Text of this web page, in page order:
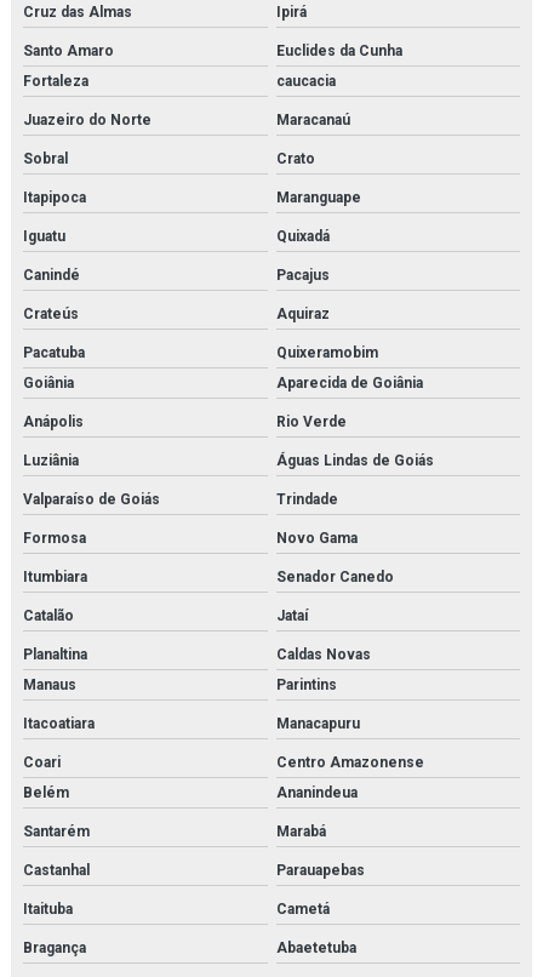
Revendedora de filtro hidráulico racor
Revendedora de purificador para sistema de ar de respiração
Rk22610
Sa 1508
Sauer danfoss
Secador de ar comprimido por absorção
Secador de ar comprimido por adsorção
Secador de ar comprimido por adsorção orçamento
Secador de ar comprimido por refrigeração
Secador de ar comprimido por refrigeração orçamento
Secador de ar parker
Secador parker
Separador de combustível
Separador de condensado
Serviço de inspeção e adequação à norma nr13
Serviço de inspeção de caldeiras
Serviço de inspeção de tubulações
Cruz das Almas Ipirá
Santo Amaro
Euclides da Cunha
Fortaleza
caucacia
Juazeiro do Norte Maracanaú
Sobral Crato
Itapipoca Maranguape
Iguatu Quixadá
Canindé Pacajus
Crateús Aquiraz
Pacatuba
Quixeramobim
Goiânia
Aparecida de Goiânia
Anápolis Rio Verde
Luziânia Águas Lindas de Goiás
Valparaíso de Goiás Trindade
Formosa Novo Gama
Itumbiara Senador Canedo
Catalão Jataí
Planaltina
Caldas Novas
Manaus
Parintins
Itacoatiara Manacapuru
Coari
Centro Amazonense
Belém
Ananindeua
Santarém Marabá
Castanhal Parauapebas
Itaituba Cametá
Bragança Abaetetuba